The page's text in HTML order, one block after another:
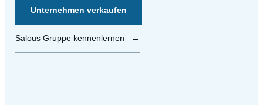
Unternehmen verkaufen
Salous Gruppe kennenlernen →